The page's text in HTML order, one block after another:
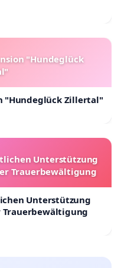
"Hundeglück
"Hundeglück Zillertal"
Unterstützung
Trauerbewältigung
Unterstützung
Trauerbewältigung